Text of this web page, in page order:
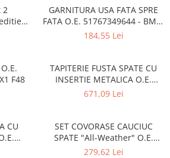
2
-
4
XM
GARNITURA USA FATA SPRE
FATA O.E. 51767349644 - BMW
X1 F48
184,55 Lei
F48
TAPITERIE FUSTA SPATE CU
INSERTIE METALICA O.E.
51477380881 - BMW X1 E84
671,09 Lei
CU
U11,
SET COVORASE CAUCIUC
SPATE "All-Weather" O.E.
51472365858 - BMW X1 F48
279,62 Lei